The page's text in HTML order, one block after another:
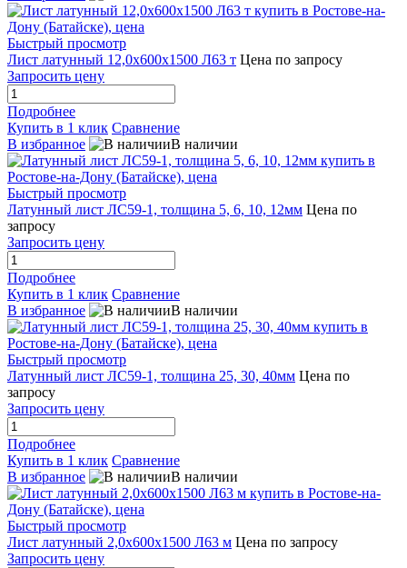
Быстрый просмотр
Лист латунный 12,0х600х1500 Л63 т Цена по запросу
Запросить цену
Подробнее
Купить в 1 клик Сравнение
В избранное
В наличии
Быстрый просмотр
Латунный лист ЛС59-1, толщина 5, 6, 10, 12мм Цена по
запросу
Запросить цену
Подробнее
Купить в 1 клик Сравнение
В избранное
В наличии
Быстрый просмотр
Латунный лист ЛС59-1, толщина 25, 30, 40мм Цена по
запросу
Запросить цену
Подробнее
Купить в 1 клик Сравнение
В избранное
В наличии
Быстрый просмотр
Лист латунный 2,0х600х1500 Л63 м Цена по запросу
Запросить цену